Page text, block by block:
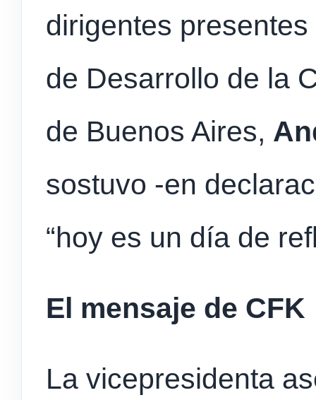
dirigentes
de Desarrollo de la
de Buenos Aires,
sostuvo -en
“hoy es un día de
El mensaje de CFK
La vicepresidenta